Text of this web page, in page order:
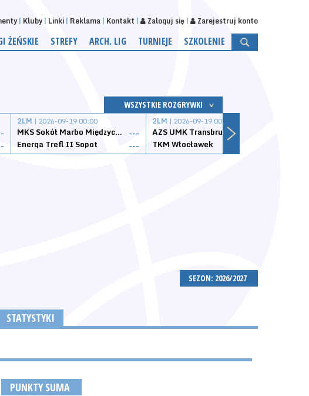
Kluby Linki Reklama Kontakt Zaloguj się Zarejestruj konto
ŻEŃSKIE STREFY ARCH. LIG TURNIEJE SZKOLENIE
WSZYSTKIE ROZGRYWKI
2LM | 2026-09-19 00:00
MKS Sokół Marbo Międzychód ---
Energa Trefl II Sopot
---
2LM | 2026-09-19 00:00
AZS UMK Transbruk Toruń
TKM Włocławek
SEZON: 2026/2027
STATYSTYKI
PUNKTY SUMA